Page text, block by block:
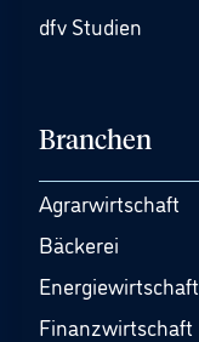
dfv Studien
Branchen
Agrarwirtschaft
Bäckerei
Energiewirtschaft
Finanzwirtschaft